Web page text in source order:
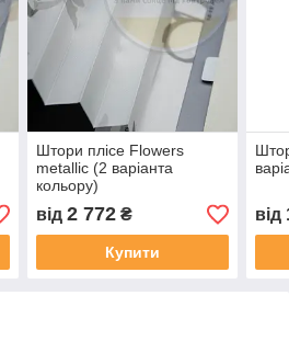
Штори плісе Flowers
metallic (2 варіанта
кольору)
від 2 772₴
Купити
від